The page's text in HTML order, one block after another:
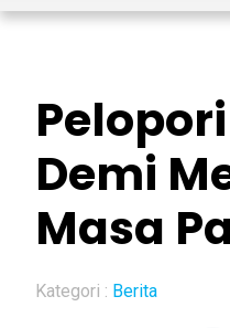
Demi
Masa
Kategori : Berita